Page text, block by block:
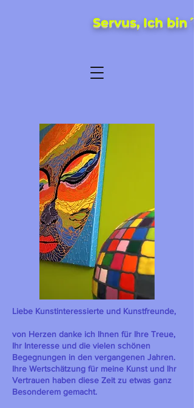
Servus, Ich bin´s
Liebe Kunstinteressierte und Kunstfreunde,
von Herzen danke ich Ihnen für Ihre Treue,
Ihr Interesse und die vielen schönen
Begegnungen in den vergangenen Jahren.
Ihre Wertschätzung für meine Kunst und Ihr
Vertrauen haben diese Zeit zu etwas ganz
Besonderem gemacht.